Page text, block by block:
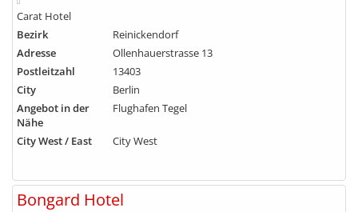
Carat Hotel
Bezirk
Reinickendorf
Adresse
Ollenhauerstrasse 13
Postleitzahl
13403
City
Berlin
Angebot in der
Nähe
Flughafen Tegel
City West / East City West
Bongard Hotel